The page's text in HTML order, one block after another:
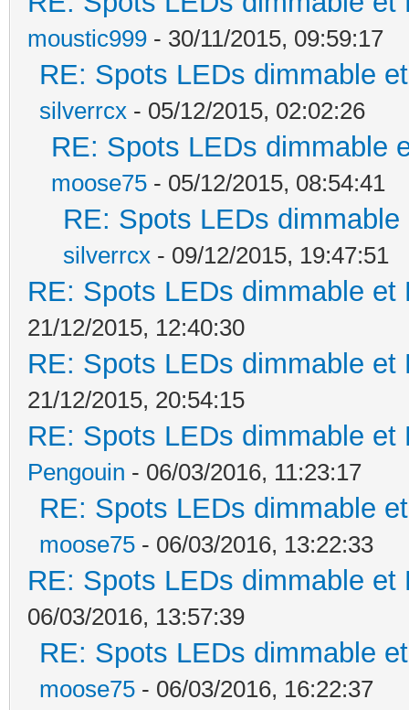
moustic999 - 30/11/2015, 09:59:17
RE: Spots LEDs dimmable
silverrcx - 05/12/2015, 02:02:26
RE: Spots LEDs dimmable
moose75 - 05/12/2015, 08:54:41
RE: Spots LEDs
silverrcx - 09/12/2015, 19:47:51
RE: Spots LEDs dimmable
21/12/2015, 12:40:30
RE: Spots LEDs dimmable
21/12/2015, 20:54:15
RE: Spots LEDs dimmable
Pengouin - 06/03/2016, 11:23:17
RE: Spots LEDs dimmable
moose75 - 06/03/2016, 13:22:33
RE: Spots LEDs dimmable
06/03/2016, 13:57:39
RE: Spots LEDs dimmable
moose75 - 06/03/2016, 16:22:37